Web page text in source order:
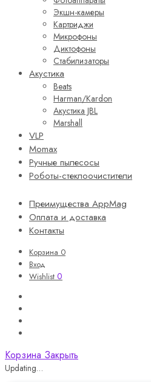
Экшн-камеры
Картриджи
Микрофоны
Диктофоны
Стабилизаторы
Акустика
Beats
Harman/Kardon
Акустика JBL
Marshall
VLP
Momax
Ручные пылесосы
Роботы-стеклоочистители
Преимущества AppMag
Оплата и доставка
Контакты
Корзина 0
Вход
Wishlist 0
Корзина Закрыть
Updating…